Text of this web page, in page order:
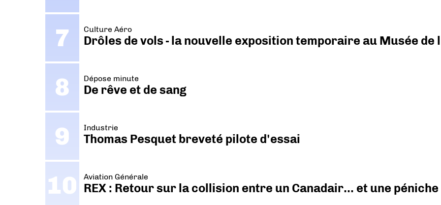
Culture Aéro
Drôles de vols - la nouvelle exposition temporaire au Musée de
Dépose minute
De rêve et de sang
Industrie
Thomas Pesquet breveté pilote d'essai
Aviation Générale
REX : Retour sur la collision entre un Canadair… et une péniche